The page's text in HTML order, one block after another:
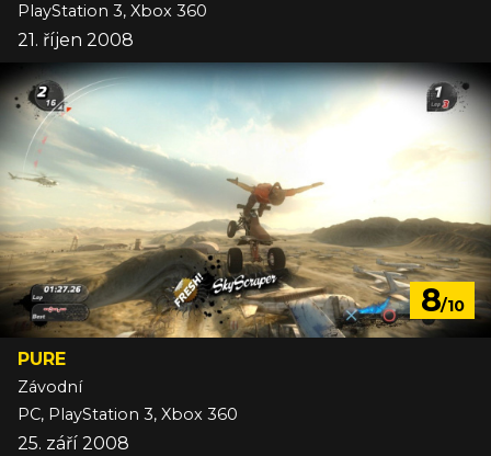
PlayStation 3, Xbox 360
21. říjen 2008
8/10
PURE
Závodní
PC, PlayStation 3, Xbox 360
25. září 2008